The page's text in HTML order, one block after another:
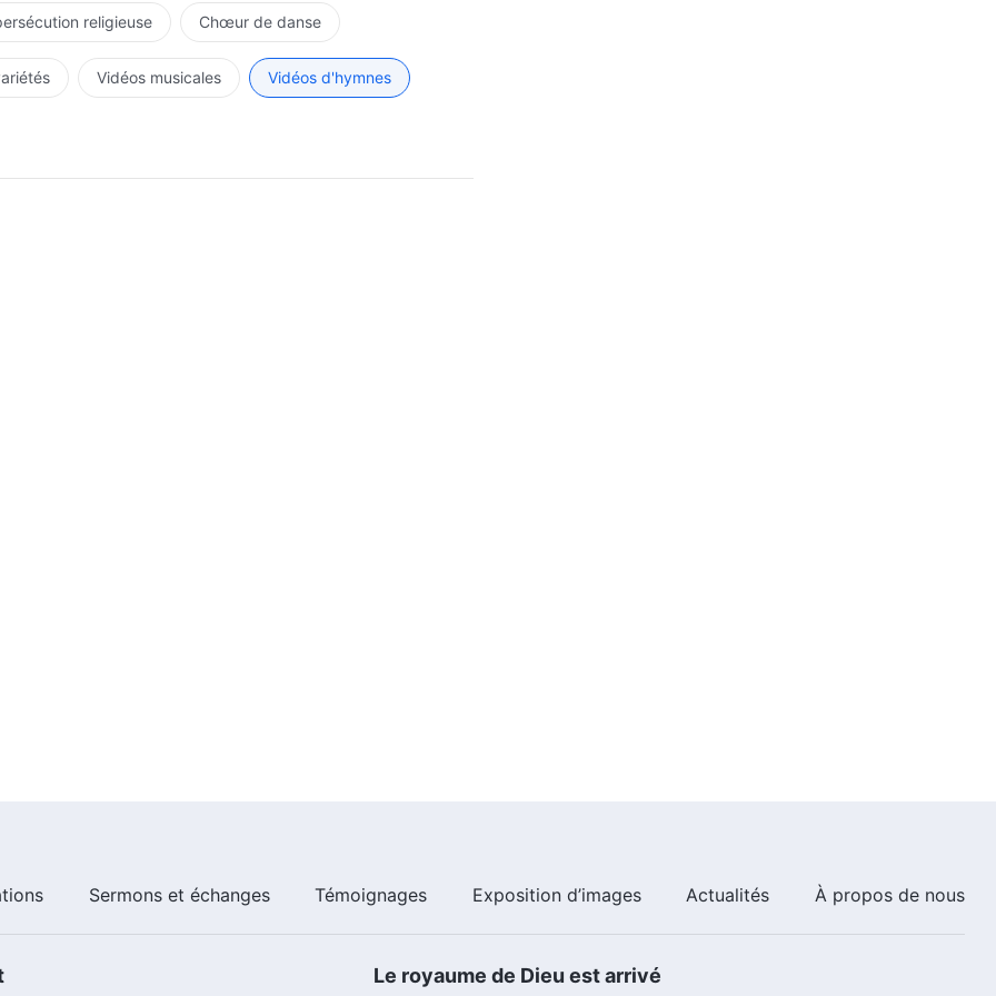
religieuse Chœur de danse
Vidéos musicales Vidéos d'hymnes
Sermons et échanges Témoignages Exposition d’images Actualités À propos de nous
Le royaume de Dieu est arrivé